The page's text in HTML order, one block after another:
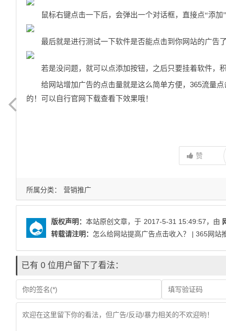
鼠标右键点击一下后，会弹出一个对话框，直接点“添
最后就是进行测试一下软件是否能点击到你网站的广告了
若是没问题，就可以点添加按钮，之后只要挂着软件，
给网站增加广告的点击量就是这么简单方便， 365流量点
的！可以自行官网下载查看下效果哦！
赞
所属分类： 营销推广
版权声明： 本站原创文章，于 2017-5-31 15:49:57，由
转载请注明： 怎么给网站提高广告点击收入？ | 365网站
已有 0 位用户留下了看法：